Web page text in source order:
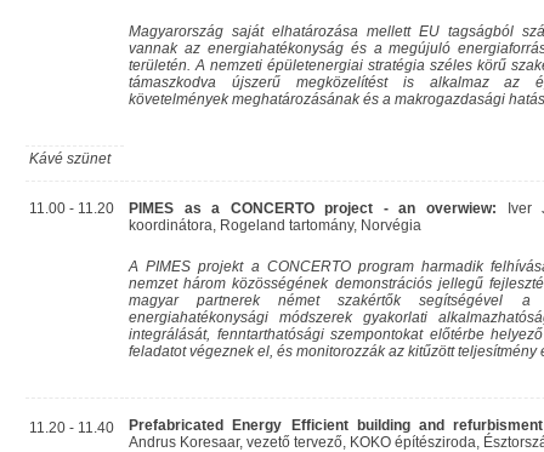
Magyarország saját elhatározása mellett EU tagságból
vannak az energiahatékonyság és a megújuló
területén. A nemzeti épületenergiai stratégia széles körű
támaszkodva újszerű megközelítést is alkalmaz az
követelmények meghatározásának és a makrogazdasági
Kávé szünet
11.00 - 11.20 PIMES as a CONCERTO project - an overwiew: Iver
koordinátora, Rogeland tartomány, Norvégia
A PIMES projekt a CONCERTO program harmadik
nemzet három közösségének demonstrációs jellegű
magyar partnerek német szakértők segítségével
energiahatékonysági módszerek gyakorlati
integrálását, fenntarthatósági szempontokat előtérbe
feladatot végeznek el, és monitorozzák az kitűzött teljesítmény
11.20 - 11.40
Prefabricated Energy Efficient building and
Andrus Koresaar, vezető tervező, KOKO építésziroda,